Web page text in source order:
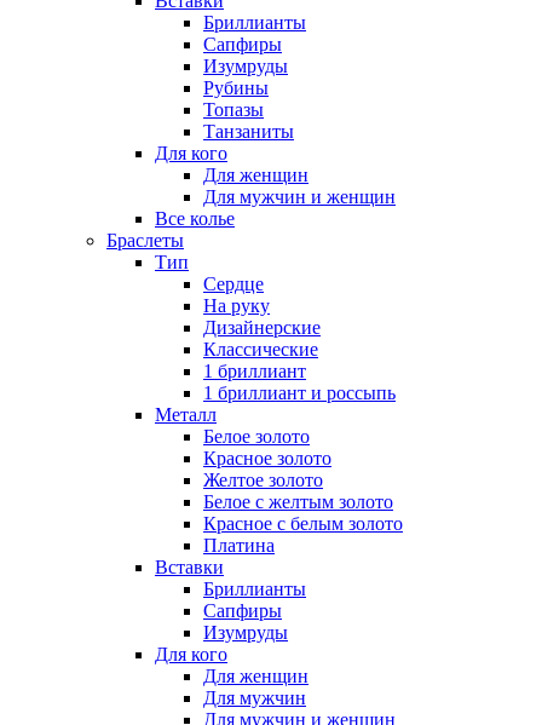
Бриллианты
Сапфиры
Изумруды
Рубины
Топазы
Танзаниты
Для кого
Для женщин
Для мужчин и женщин
Все колье
Браслеты
Тип
Сердце
На руку
Дизайнерские
Классические
1 бриллиант
1 бриллиант и россыпь
Металл
Белое золото
Красное золото
Желтое золото
Белое с желтым золото
Красное с белым золото
Платина
Вставки
Бриллианты
Сапфиры
Изумруды
Для кого
Для женщин
Для мужчин
Для мужчин и женщин